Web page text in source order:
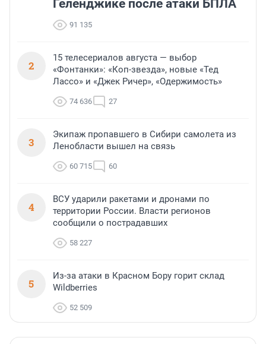
Геленджике после атаки БПЛА
91 135
2
15 телесериалов августа — выбор
«Фонтанки»: «Коп-звезда», новые «Тед
Лассо» и «Джек Ричер», «Одержимость»
74 636 27
3
Экипаж пропавшего в Сибири самолета из
Ленобласти вышел на связь
60 715 60
4
ВСУ ударили ракетами и дронами по
территории России. Власти регионов
сообщили о пострадавших
58 227
5
Из-за атаки в Красном Бору горит склад
Wildberries
52 509